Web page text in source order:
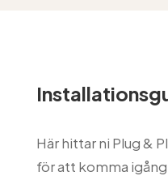
Här hittar ni Plug &
för att komma